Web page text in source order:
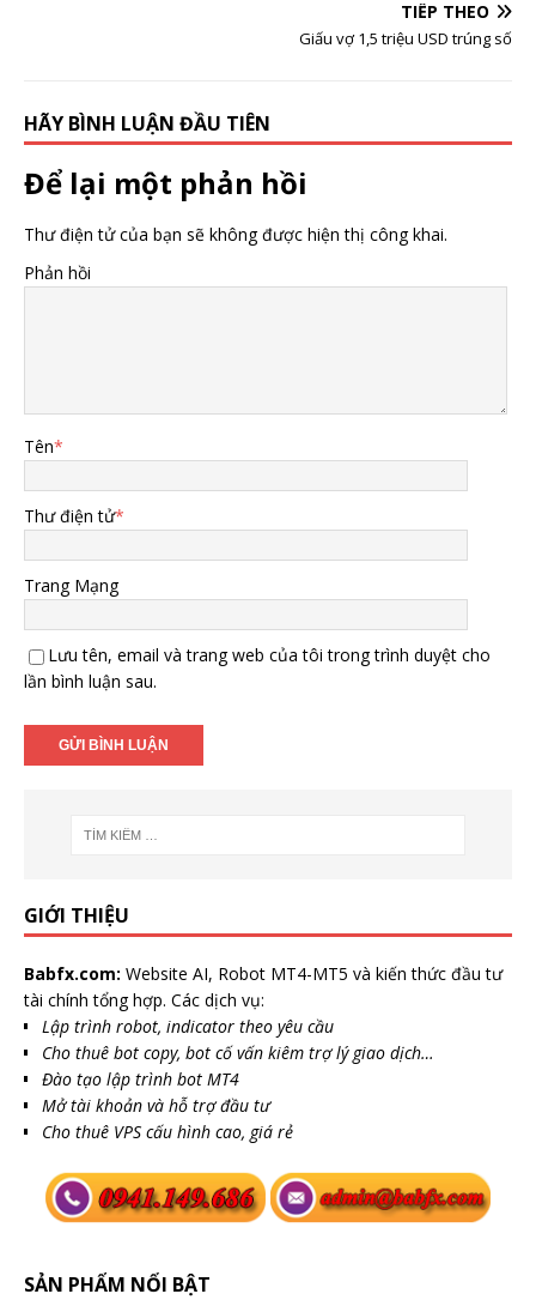
TIẾP THEO
Giấu vợ 1,5 triệu USD trúng số
HÃY BÌNH LUẬN ĐẦU TIÊN
Để lại một phản hồi
Thư điện tử của bạn sẽ không được hiện thị công khai.
Phản hồi
Tên*
Thư điện tử*
Trang Mạng
Lưu tên, email và trang web của tôi trong trình duyệt cho
lần bình luận sau.
GIỚI THIỆU
Babfx.com: Website AI, Robot MT4-MT5 và kiến thức đầu tư
tài chính tổng hợp. Các dịch vụ:
Lập trình robot, indicator theo yêu cầu
Cho thuê bot copy, bot cố vấn kiêm trợ lý giao dịch…
Đào tạo lập trình bot MT4
Mở tài khoản và hỗ trợ đầu tư
Cho thuê VPS cấu hình cao, giá rẻ
SẢN PHẨM NỔI BẬT